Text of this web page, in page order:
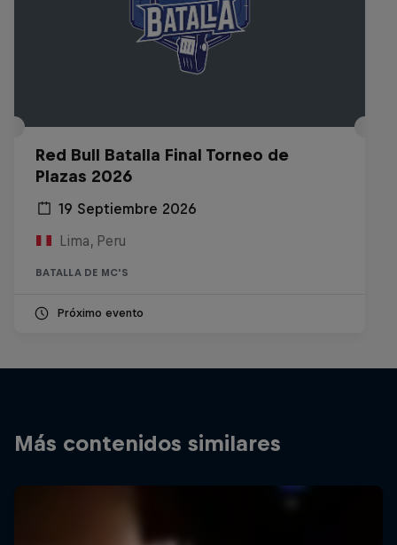
Red Bull Batalla Final Torneo de
Plazas 2026
19 Septiembre 2026
Lima, Peru
BATALLA DE MC'S
Próximo evento
Más contenidos similares